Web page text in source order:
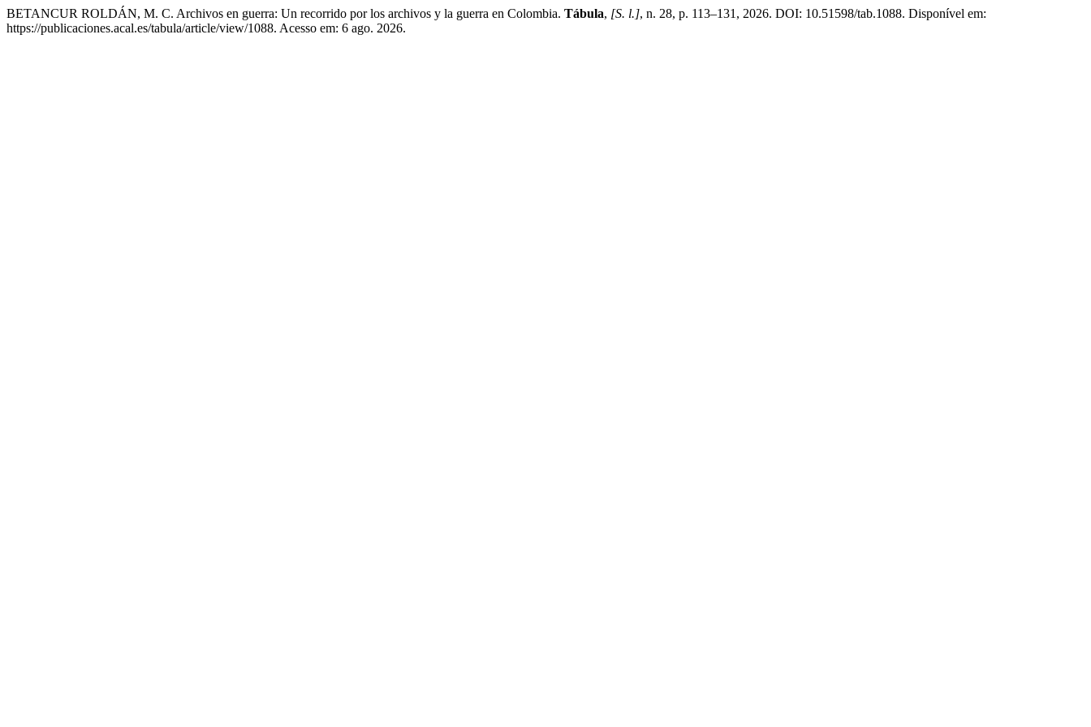
BETANCUR ROLDÁN, M. C. Archivos en guerra: Un recorrido por los archivos y la guerra en Colombia. Tábula, [S. l.], n. 28, p. 113–131, 2026. DOI: 10.51598/tab.1088. Disponível em:
https://publicaciones.acal.es/tabula/article/view/1088. Acesso em: 6 ago. 2026.